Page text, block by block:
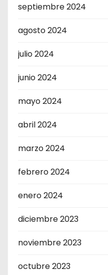
septiembre 2024
agosto 2024
julio 2024
junio 2024
mayo 2024
abril 2024
marzo 2024
febrero 2024
enero 2024
diciembre 2023
noviembre 2023
octubre 2023